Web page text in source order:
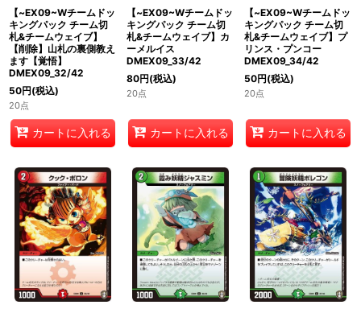
【~EX09~Wチームドッ
キングパック チーム切
札&チームウェイブ】
【削除】山札の裏側教え
ます【覚悟】
DMEX09_32/42
50円(税込)
20点
カートに入れる
【~EX09~Wチームドッ
キングパック チーム切
札&チームウェイブ】カ
ーメルイス
DMEX09_33/42
80円(税込)
20点
カートに入れる
【~EX09~Wチームドッ
キングパック チーム切
札&チームウェイブ】プ
リンス・プンコー
DMEX09_34/42
50円(税込)
20点
カートに入れる